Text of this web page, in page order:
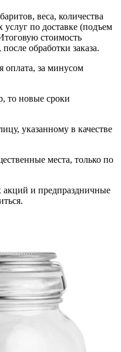
веса, количества
по доставке (подъем
стоимость
обработки заказа.
оплата, за минусом
то новые сроки
указанному в качестве
места, только по
и предпраздничные